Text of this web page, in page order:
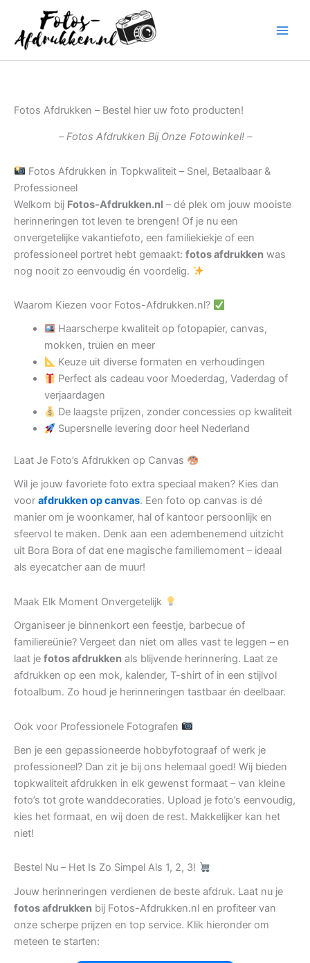
inhoud
Fotos Afdrukken – Bestel hier uw foto producten!
– Fotos Afdrukken Bij Onze Fotowinkel! –
Fotos Afdrukken in Topkwaliteit – Snel, Betaalbaar &
Professioneel
Welkom bij Fotos-Afdrukken.nl – dé plek om jouw mooiste
herinneringen tot leven te brengen! Of je nu een
onvergetelijke vakantiefoto, een familiekiekje of een
professioneel portret hebt gemaakt: fotos afdrukken was
nog nooit zo eenvoudig én voordelig.
Waarom Kiezen voor Fotos-Afdrukken.nl?
Haarscherpe kwaliteit op fotopapier, canvas,
mokken, truien en meer
Keuze uit diverse formaten en verhoudingen
Perfect als cadeau voor Moederdag, Vaderdag of
verjaardagen
De laagste prijzen, zonder concessies op kwaliteit
Supersnelle levering door heel Nederland
Laat Je Foto’s Afdrukken op Canvas
Wil je jouw favoriete foto extra speciaal maken? Kies dan
voor afdrukken op canvas. Een foto op canvas is dé
manier om je woonkamer, hal of kantoor persoonlijk en
sfeervol te maken. Denk aan een adembenemend uitzicht
uit Bora Bora of dat ene magische familiemoment – ideaal
als eyecatcher aan de muur!
Maak Elk Moment Onvergetelijk
Organiseer je binnenkort een feestje, barbecue of
familiereünie? Vergeet dan niet om alles vast te leggen – en
laat je fotos afdrukken als blijvende herinnering. Laat ze
afdrukken op een mok, kalender, T-shirt of in een stijlvol
fotoalbum. Zo houd je herinneringen tastbaar én deelbaar.
Ook voor Professionele Fotografen
Ben je een gepassioneerde hobbyfotograaf of werk je
professioneel? Dan zit je bij ons helemaal goed! Wij bieden
topkwaliteit afdrukken in elk gewenst formaat – van kleine
foto’s tot grote wanddecoraties. Upload je foto’s eenvoudig,
kies het formaat, en wij doen de rest. Makkelijker kan het
niet!
Bestel Nu – Het Is Zo Simpel Als 1, 2, 3!
Jouw herinneringen verdienen de beste afdruk. Laat nu je
fotos afdrukken bij Fotos-Afdrukken.nl en profiteer van
onze scherpe prijzen en top service. Klik hieronder om
meteen te starten: